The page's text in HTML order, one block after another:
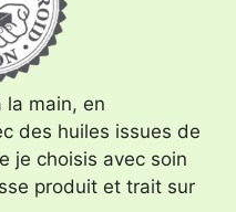
la main, en
des huiles issues de
je choisis avec soin
produit et trait sur